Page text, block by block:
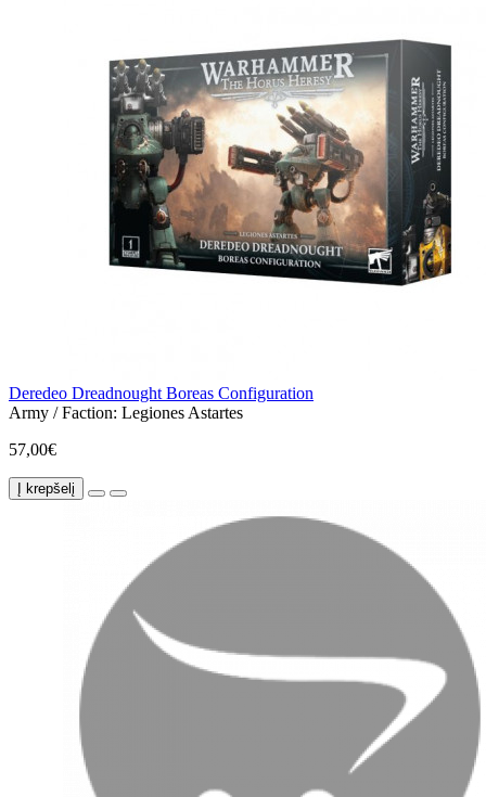
Deredeo Dreadnought Boreas Configuration
Army / Faction: Legiones Astartes
57,00€
Į krepšelį